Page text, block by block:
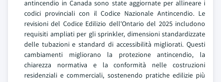
antincendio in Canada sono state aggiornate per allineare i
codici provinciali con il Codice Nazionale Antincendio. Le
revisioni del Codice Edilizio dell'Ontario del 2025 includono
requisiti ampliati per gli sprinkler, dimensioni standardizzate
delle tubazioni e standard di accessibilità migliorati. Questi
cambiamenti migliorano la protezione antincendio, la
chiarezza normativa e la conformità nelle costruzioni
residenziali e commerciali, sostenendo pratiche edilizie più